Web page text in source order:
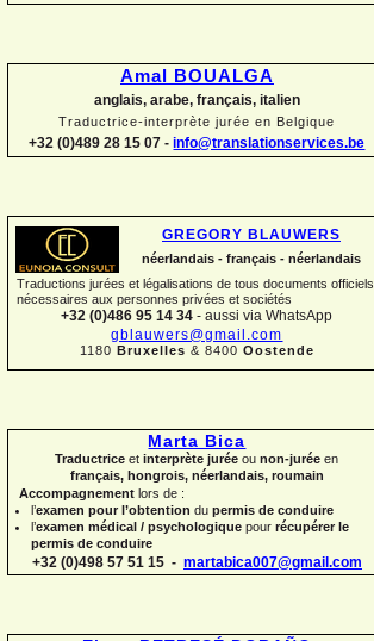
Amal BOUALGA
anglais, arabe, français, italien
Traductrice-interprète jurée en Belgique
+32 (0)489 28 15 07 - info@translationservices.be
GREGORY BLAUWERS
néerlandais - français - néerlandais
Traductions jurées et légalisations de tous documents officiels
nécessaires aux personnes privées et sociétés
+32 (0)486 95 14 34 - aussi via WhatsApp
gblauwers@gmail.com
1180 Bruxelles & 8400 Oostende
Marta Bica
Traductriceet interprète jurée ounon-juréeen
français, hongrois, néerlandais, roumain
Accompagnement lors de :
l’examen pour l’obtention du permis de conduire
l’examen médical / psychologique pour récupérer le
permis de conduire
+32 (0)498 57 51 15 - martabica007@gmail.com